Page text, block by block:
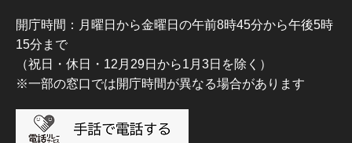
開庁時間：月曜日から金曜日の午前8時45分から午後5時
15分まで
（祝日・休日・12月29日から1月3日を除く）
※一部の窓口では開庁時間が異なる場合があります